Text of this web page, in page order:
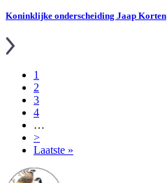
Koninklijke onderscheiding Jaap Korten
Paginering
Pagina
1
Pagina
2
Pagina
3
Pagina
4
…
Volgende
pagina
>
Laatste
Laatste »